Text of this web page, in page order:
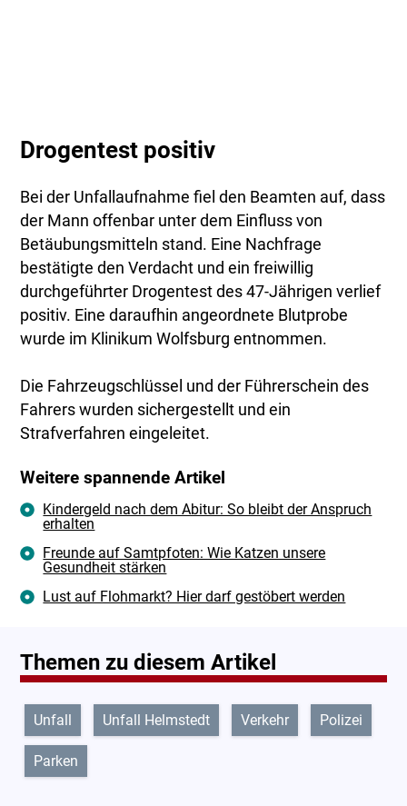
Drogentest positiv
Bei der Unfallaufnahme fiel den Beamten auf, dass
der Mann offenbar unter dem Einfluss von
Betäubungsmitteln stand. Eine Nachfrage
bestätigte den Verdacht und ein freiwillig
durchgeführter Drogentest des 47-Jährigen verlief
positiv. Eine daraufhin angeordnete Blutprobe
wurde im Klinikum Wolfsburg entnommen.
Die Fahrzeugschlüssel und der Führerschein des
Fahrers wurden sichergestellt und ein
Strafverfahren eingeleitet.
Weitere spannende Artikel
Kindergeld nach dem Abitur: So bleibt der Anspruch
erhalten
Freunde auf Samtpfoten: Wie Katzen unsere
Gesundheit stärken
Lust auf Flohmarkt? Hier darf gestöbert werden
Themen zu diesem Artikel
Unfall Unfall Helmstedt Verkehr Polizei
Parken